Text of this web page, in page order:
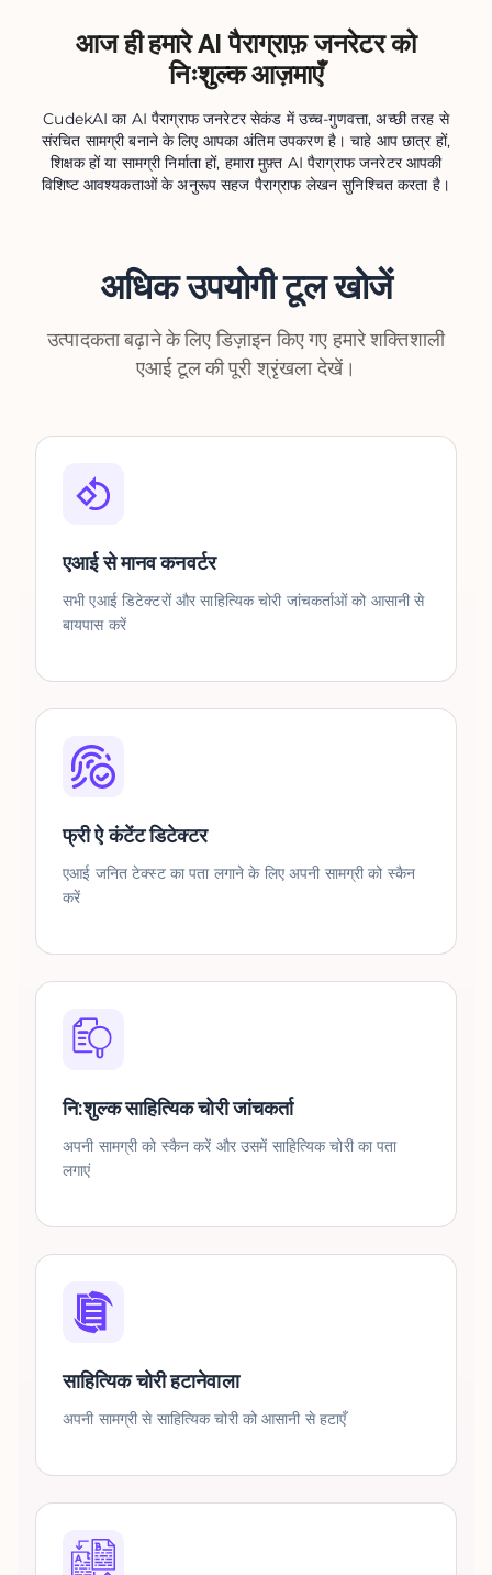
आज ही हमारे AI पैराग्राफ़ जनरेटर को
निःशुल्क आज़माएँ
CudekAI का AI पैराग्राफ जनरेटर सेकंड में उच्च-गुणवत्ता, अच्छी तरह से
संरचित सामग्री बनाने के लिए आपका अंतिम उपकरण है। चाहे आप छात्र हों,
शिक्षक हों या सामग्री निर्माता हों, हमारा मुफ़्त AI पैराग्राफ जनरेटर आपकी
विशिष्ट आवश्यकताओं के अनुरूप सहज पैराग्राफ लेखन सुनिश्चित करता है।
अधिक उपयोगी टूल खोजें
उत्पादकता बढ़ाने के लिए डिज़ाइन किए गए हमारे शक्तिशाली
एआई टूल की पूरी श्रृंखला देखें।
एआई से मानव कनवर्टर
सभी एआई डिटेक्टरों और साहित्यिक चोरी जांचकर्ताओं को आसानी से
बायपास करें
फ्री ऐ कंटेंट डिटेक्टर
एआई जनित टेक्स्ट का पता लगाने के लिए अपनी सामग्री को स्कैन
करें
नि:शुल्क साहित्यिक चोरी जांचकर्ता
अपनी सामग्री को स्कैन करें और उसमें साहित्यिक चोरी का पता
लगाएं
साहित्यिक चोरी हटानेवाला
अपनी सामग्री से साहित्यिक चोरी को आसानी से हटाएँ